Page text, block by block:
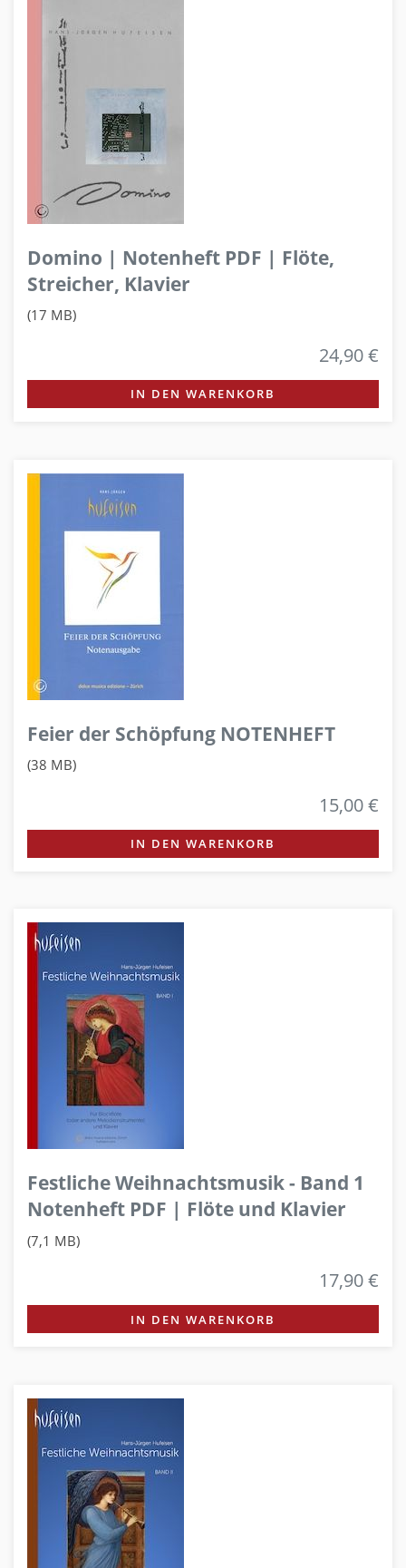
Domino | Notenheft PDF | Flöte,
Streicher, Klavier
(17 MB)
24,90 €
IN DEN WARENKORB
Feier der Schöpfung NOTENHEFT
(38 MB)
15,00 €
IN DEN WARENKORB
Festliche Weihnachtsmusik - Band 1
Notenheft PDF | Flöte und Klavier
(7,1 MB)
17,90 €
IN DEN WARENKORB